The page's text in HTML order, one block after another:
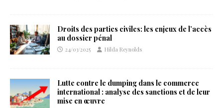
Droits des parties civiles: les enjeux de l’accès
au dossier pénal
24/03/2025 Hilda Reynolds
Lutte contre le dumping dans le commerce
international : analyse des sanctions et de leur
mise en œuvre